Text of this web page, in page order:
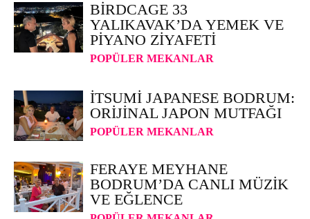
BIRDCAGE 33
YALIKAVAK’DA YEMEK VE
PIYANO ZIYAFETI
POPÜLER MEKANLAR
İTSUMI JAPANESE BODRUM:
ORIJINAL JAPON MUTFAĞI
POPÜLER MEKANLAR
FERAYE MEYHANE
BODRUM’DA CANLI MÜZIK
VE EĞLENCE